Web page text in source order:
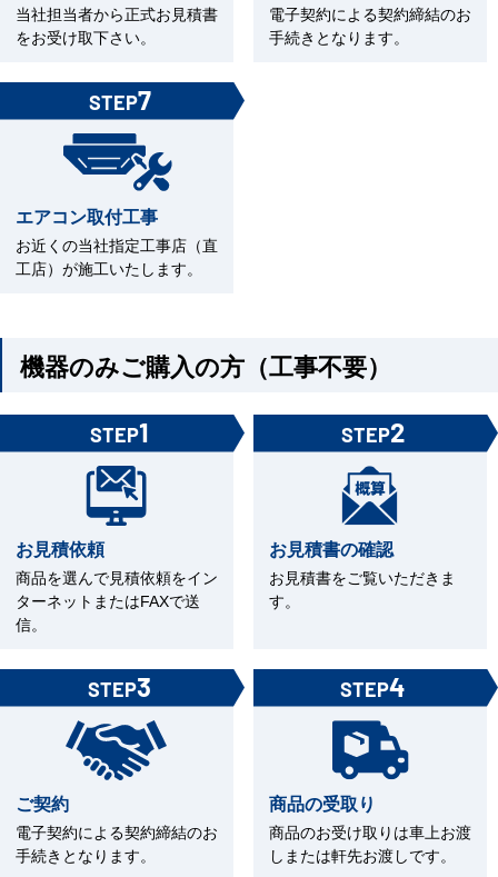
当社担当者から正式お見積書
をお受け取下さい。
電子契約による契約締結のお
手続きとなります。
STEP7
エアコン取付工事
お近くの当社指定工事店（直
工店）が施工いたします。
機器のみご購入の方（工事不要）
STEP1
お見積依頼
商品を選んで見積依頼をイン
ターネットまたはFAXで送
信。
STEP2
お見積書の確認
お見積書をご覧いただきま
す。
STEP3
ご契約
電子契約による契約締結のお
手続きとなります。
STEP4
商品の受取り
商品のお受け取りは車上お渡
しまたは軒先お渡しです。